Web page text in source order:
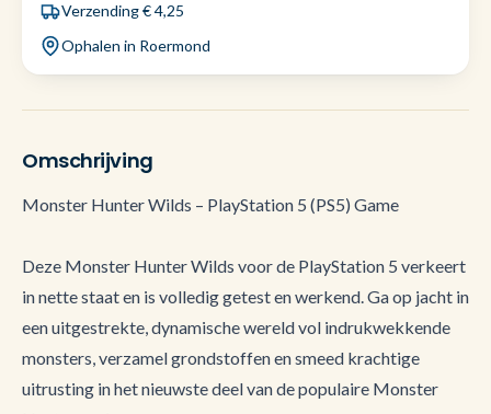
Verzending € 4,25
Ophalen in Roermond
Omschrijving
Monster Hunter Wilds – PlayStation 5 (PS5) Game
Deze Monster Hunter Wilds voor de PlayStation 5 verkeert
in nette staat en is volledig getest en werkend. Ga op jacht in
een uitgestrekte, dynamische wereld vol indrukwekkende
monsters, verzamel grondstoffen en smeed krachtige
uitrusting in het nieuwste deel van de populaire Monster